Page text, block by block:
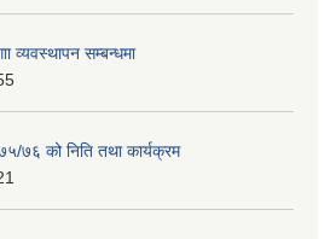
व्यवस्थापन सम्बन्धमा
७६ को निति तथा कार्यक्रम